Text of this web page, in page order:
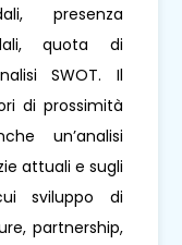
presenza
quota di
SWOT. Il
di prossimità
un’analisi
attuali e sugli
sviluppo di
partnership,